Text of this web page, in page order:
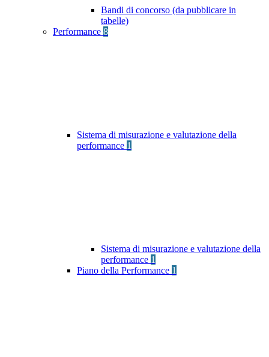
Bandi di concorso (da pubblicare in
tabelle)
Performance 8
Sistema di misurazione e valutazione della
performance 1
Sistema di misurazione e valutazione della
performance 1
Piano della Performance 1